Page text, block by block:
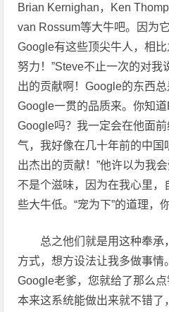
Brian Kernighan，Ken
van Rossum等大牛吧。因为
Google有这些顶尖牛人，相
努力！”Steve不止一次的对我
出的贡献啊！Google的东西
Google一贯的品质来。你知
Google吗？我一定会在他面
气，我好像在几十年前的中国
出杰出的贡献！”他许以为我
不是个滋味，因为在我心里，
些大牛低。“宠为下”的道理，
总之他们就是用这种奉承
方式，想方设法让我多做事情
Google老爹，您就给了那么点
本来这系统能做出来就不错